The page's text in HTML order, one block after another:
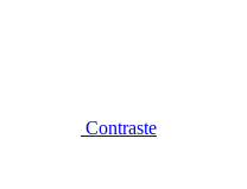
Contraste